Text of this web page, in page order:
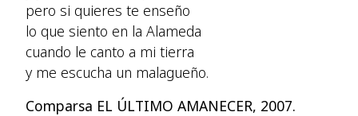
pero si quieres te enseño
lo que siento en la Alameda
cuando le canto a mi tierra
y me escucha un malagueño.
Comparsa EL ÚLTIMO AMANECER, 2007.